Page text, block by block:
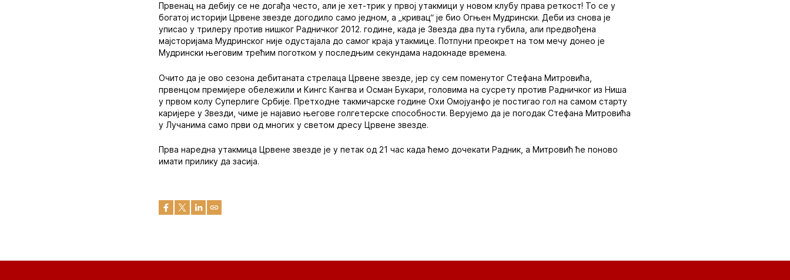
Првенац на дебију се не догађа често, али је хет-трик у првој утакмици у новом клубу права реткост! То се у
богатој историји Црвене звезде догодило само једном, а „кривац“ је био Огњен Мудрински. Деби из снова је
уписао у трилеру против нишког Радничког 2012. године, када је Звезда два пута губила, али предвођена
мајсторијама Мудринског није одустајала до самог краја утакмице. Потпуни преокрет на том мечу донео је
Мудрински његовим трећим поготком у последњим секундама надокнаде времена.
Очито да је ово сезона дебитаната стрелаца Црвене звезде, јер су сем поменутог Стефана Митровића,
првенцом премијере обележили и Кингс Кангва и Осман Букари, головима на сусрету против Радничког из Ниша
у првом колу Суперлиге Србије. Претходне такмичарске године Охи Омојуанфо је постигао гол на самом старту
каријере у Звезди, чиме је најавио његове голгетерске способности. Верујемо да је погодак Стефана Митровића
у Лучанима само први од многих у светом дресу Црвене звезде.
Прва наредна утакмица Црвене звезде је у петак од 21 час када ћемо дочекати Радник, а Митровић ће поново
имати прилику да засија.